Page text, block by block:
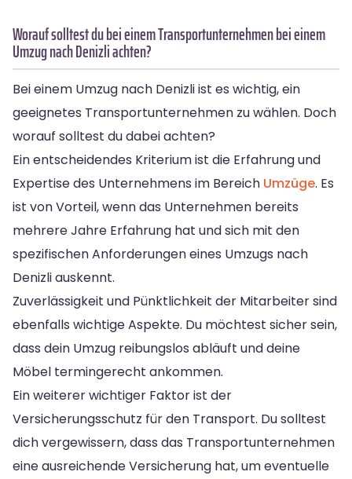
Worauf solltest du bei einem Transportunternehmen bei einem
Umzug nach Denizli achten?
Bei einem Umzug nach Denizli ist es wichtig, ein
geeignetes Transportunternehmen zu wählen. Doch
worauf solltest du dabei achten?
Ein entscheidendes Kriterium ist die Erfahrung und
Expertise des Unternehmens im Bereich Umzüge. Es
ist von Vorteil, wenn das Unternehmen bereits
mehrere Jahre Erfahrung hat und sich mit den
spezifischen Anforderungen eines Umzugs nach
Denizli auskennt.
Zuverlässigkeit und Pünktlichkeit der Mitarbeiter sind
ebenfalls wichtige Aspekte. Du möchtest sicher sein,
dass dein Umzug reibungslos abläuft und deine
Möbel termingerecht ankommen.
Ein weiterer wichtiger Faktor ist der
Versicherungsschutz für den Transport. Du solltest
dich vergewissern, dass das Transportunternehmen
eine ausreichende Versicherung hat, um eventuelle